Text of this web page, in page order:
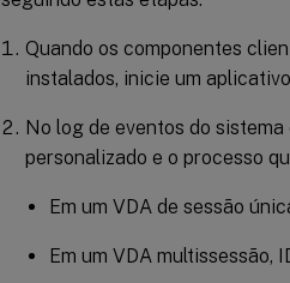
Quando os componentes
instalados, inicie um
No log de eventos do
personalizado e o processo
Em um VDA de sessão
Em um VDA multissessão,